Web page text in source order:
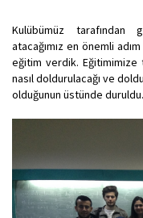
Kulübümüz tarafından
atacağımız en önemli
eğitim verdik. Eğitimimize
nasıl doldurulacağı ve
olduğunun üstünde duruldu.